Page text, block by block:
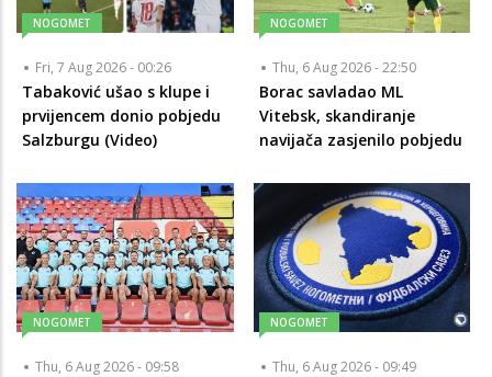
NOGOMET
Fri, 7 Aug 2026 - 00:26
Tabaković ušao s klupe i
prvijencem donio pobjedu
Salzburgu (Video)
NOGOMET
Thu, 6 Aug 2026 - 22:50
Borac savladao ML
Vitebsk, skandiranje
navijača zasjenilo pobjedu
NOGOMET
Thu, 6 Aug 2026 - 09:58
NOGOMET
Thu, 6 Aug 2026 - 09:49